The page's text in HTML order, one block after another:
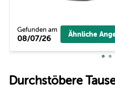
Gefunden am
08/07/26 Ähnliche
Durchstöbere